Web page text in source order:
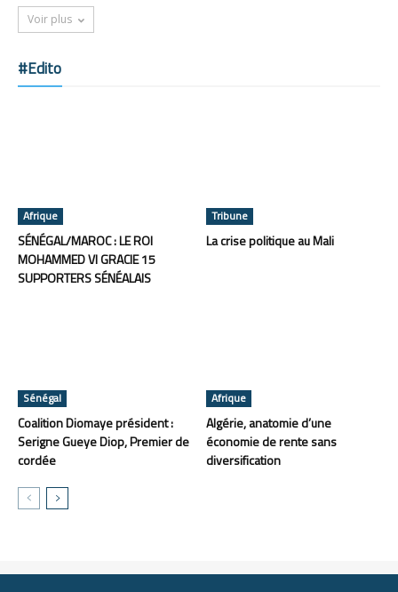
Voir plus
#Edito
Afrique
SÉNÉGAL/MAROC : LE ROI
MOHAMMED VI GRACIE 15
SUPPORTERS SÉNÉALAIS
Tribune
La crise politique au Mali
Sénégal
Coalition Diomaye président :
Serigne Gueye Diop, Premier de
cordée
Afrique
Algérie, anatomie d’une
économie de rente sans
diversification